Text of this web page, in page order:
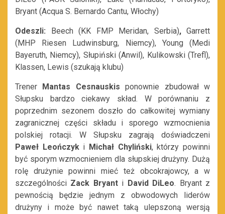
Bryant (Acqua S. Bernardo Cantu, Włochy)
Odeszli: Beech (KK FMP Meridan, Serbia), Garrett
(MHP Riesen Ludwinsburg, Niemcy), Young (Medi
Bayeruth, Niemcy), Słupiński (Anwil), Kulikowski (Trefl),
Klassen, Lewis (szukają klubu)
Trener Mantas Cesnauskis ponownie zbudował w
Słupsku bardzo ciekawy skład. W porównaniu z
poprzednim sezonem doszło do całkowitej wymiany
zagranicznej części składu i sporego wzmocnienia
polskiej rotacji. W Słupsku zagrają doświadczeni
Paweł Leończyki Michał Chyliński, którzy powinni
być sporym wzmocnieniem dla słupskiej drużyny. Dużą
rolę drużynie powinni mieć też obcokrajowcy, a w
szczególności Zack Bryanti David DiLeo. Bryant z
pewnością będzie jednym z obwodowych liderów
drużyny i może być nawet taką ulepszoną wersją